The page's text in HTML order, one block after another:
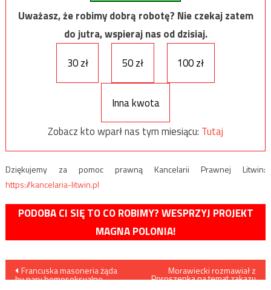
Uważasz, że robimy dobrą robotę? Nie czekaj zatem
do jutra, wspieraj nas od dzisiaj.
30 zł
50 zł 100 zł
Inna kwota
Zobacz kto wparł nas tym miesiącu: Tutaj
Dziękujemy za pomoc prawną Kancelarii Prawnej Litwin:
https://kancelaria-litwin.pl
PODOBA CI SIĘ TO CO ROBIMY? WESPRZYJ PROJEKT
MAGNA POLONIA!
Nawigacja
Francuska masoneria żąda
by pary homoseksualne
Morawiecki rozmawiał z
Poroszenką na temat zakazu